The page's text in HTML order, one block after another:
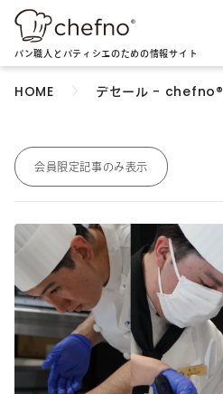
パン職人とパティシエのための情報サイト
HOME デセール - chefno®︎
会員限定記事のみ表示